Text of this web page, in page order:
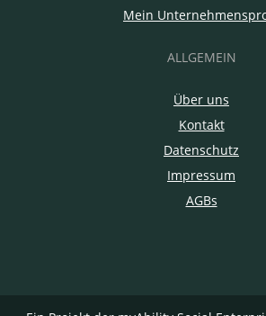
Mein
ALLGEMEIN
Über uns
Kontakt
Datenschutz
Impressum
AGBs